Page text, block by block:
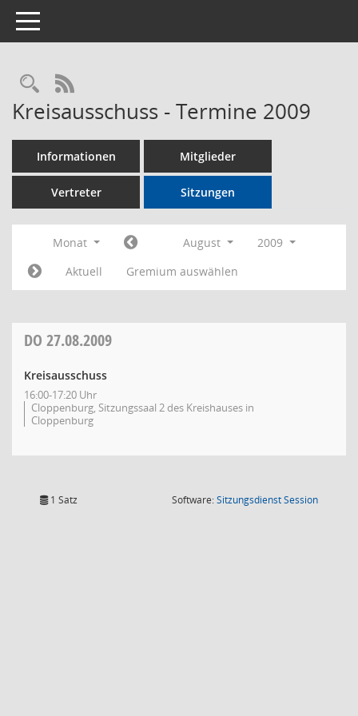
Toggle navigation
Rechercheauswahl
RSS-Feed
Kreisausschuss - Termine 2009
Informationen Mitglieder
Vertreter Sitzungen
Monat August
2009
Aktuell
Gremium auswählen
DO 27.08.2009
Kreisausschuss
16:00-17:20 Uhr
Cloppenburg, Sitzungssaal 2 des Kreishauses in
Cloppenburg
1 Satz Software:SitzungsdienstSession(Wird in